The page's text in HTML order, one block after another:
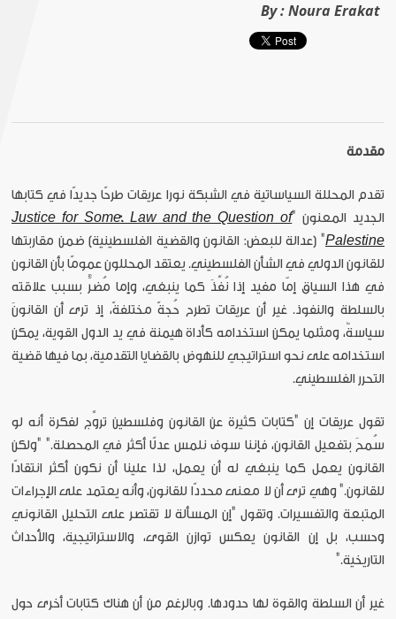
By :Noura Erakat
مقدمة
تقدم المحللة السياساتية في الشبكة نورا عريقات طرحًا جديدًا في كتابها
الجديد المعنون "Justice for Some: Law and the Question of
Palestine" [عدالة للبعض: القانون والقضية الفلسطينية] ضمن مقاربتها
للقانون الدولي في الشأن الفلسطيني. يعتقد المحللون عمومًا بأن القانون
في هذا السياق إمّا مفيد إذا نُفِّذَ كما ينبغي، وإما مُضرٌّ بسبب علاقته
بالسلطة والنفوذ. غير أن عريقات تطرح حُجةً مختلفةً، إذ ترى أن القانونَ
سياسةٌ، ومثلما يمكن استخدامه كأداة هيمنة في يد الدول القوية، يمكن
استخدامه على نحو استراتيجي للنهوض بالقضايا التقدمية، بما فيها قضية
التحرر الفلسطيني.
تقول عريقات إن "كتابات كثيرة عن القانون وفلسطين تروِّج لفكرة أنه لو
سُمحَ بتفعيل القانون، فإننا سوف نلمس عدلًا أكثر في المحصلة." "ولكن
القانون يعمل كما ينبغي له أن يعمل، لذا علينا أن نكون أكثر انتقادًا
للقانون." وهي ترى أن لا معنى محددًا للقانون، وأنه يعتمد على الإجراءات
المتبعة والتفسيرات. وتقول "إن المسألة لا تقتصر على التحليل القانوني
وحسب، بل إن القانون يعكس توازن القوى، والاستراتيجية، والأحداث
التاريخية."
غير أن السلطة والقوة لها حدودها. وبالرغم من أن هناك كتابات أخرى حول